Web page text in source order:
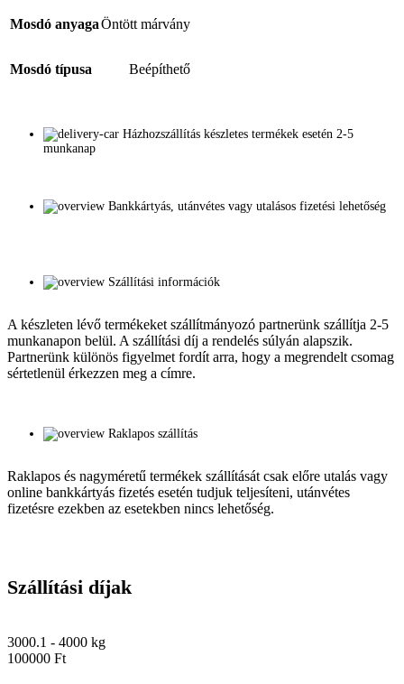
Mosdó anyagaÖntött márvány
Mosdó típusa Beépíthető
Házhozszállítás készletes termékek esetén 2-5
munkanap
Bankkártyás, utánvétes vagy utalásos fizetési lehetőség
Szállítási információk
A készleten lévő termékeket szállítmányozó partnerünk szállítja 2-5
munkanapon belül. A szállítási díj a rendelés súlyán alapszik.
Partnerünk különös figyelmet fordít arra, hogy a megrendelt csomag
sértetlenül érkezzen meg a címre.
Raklapos szállítás
Raklapos és nagyméretű termékek szállítását csak előre utalás vagy
online bankkártyás fizetés esetén tudjuk teljesíteni, utánvétes
fizetésre ezekben az esetekben nincs lehetőség.
Szállítási díjak
3000.1 - 4000 kg
100000 Ft